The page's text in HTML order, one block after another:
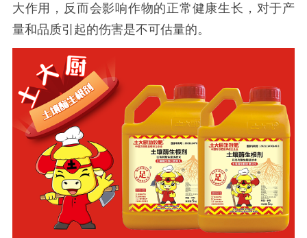
大作用，反而会影响作物的正常健康生长，对于产
量和品质引起的伤害是不可估量的。